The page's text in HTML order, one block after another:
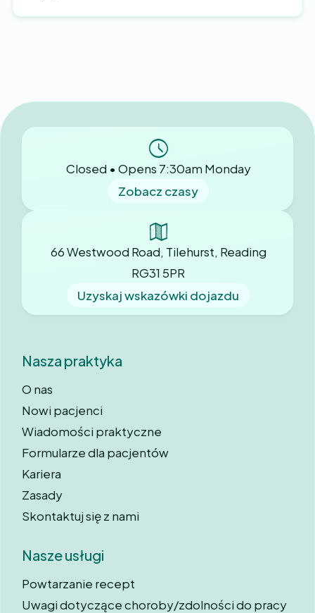
Closed • Opens 7:30am Monday
Zobacz czasy
66 Westwood Road, Tilehurst, Reading
RG31 5PR
Uzyskaj wskazówki dojazdu
Nasza praktyka
O nas
Nowi pacjenci
Wiadomości praktyczne
Formularze dla pacjentów
Kariera
Zasady
Skontaktuj się z nami
Nasze usługi
Powtarzanie recept
Uwagi dotyczące choroby/zdolności do pracy